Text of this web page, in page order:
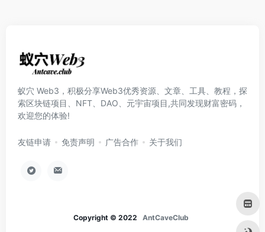
蚁穴 Web3，积极分享Web3优秀资源、文章、工具、教程，探
索区块链项目、NFT、DAO、元宇宙项目,共同发现财富密码，
欢迎您的体验!
友链申请 免责声明 广告合作 关于我们
Copyright © 2022 AntCaveClub